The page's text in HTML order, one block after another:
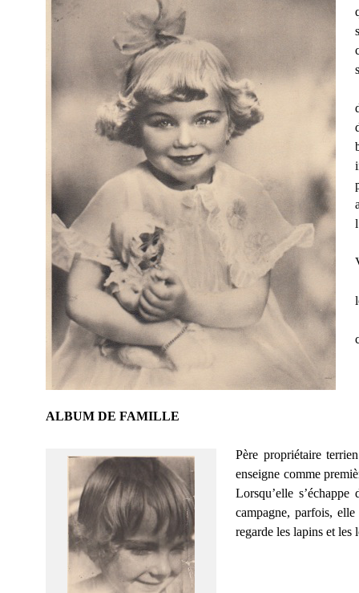
ALBUM DE FAMILLE
Père propriétaire
enseigne comme
Lorsqu’elle
campagne, parfois,
regarde les lapins et